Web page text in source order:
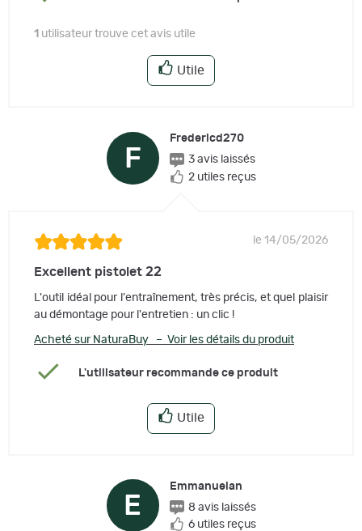
1 utilisateur trouve cet avis utile
Utile
F
Fredericd270
3 avis laissés
2 utiles reçus
le 14/05/2026
Excellent pistolet 22
L'outil idéal pour l'entraînement, très précis, et quel plaisir
au démontage pour l'entretien : un clic !
Acheté sur NaturaBuy – Voir les détails du produit
L'utilisateur recommande ce produit
Utile
E
Emmanuelan
8 avis laissés
6 utiles reçus